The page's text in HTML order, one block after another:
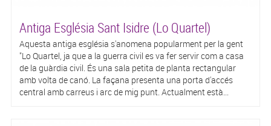
Antiga Església Sant Isidre (Lo Quartel)
Aquesta antiga església s'anomena popularment per la gent
"Lo Quartel, ja que a la guerra civil es va fer servir com a casa
de la guàrdia civil. És una sala petita de planta rectangular
amb volta de canó. La façana presenta una porta d'accés
central amb carreus i arc de mig punt. Actualment està...